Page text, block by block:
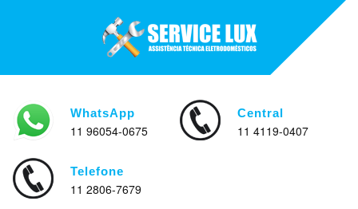
WhatsApp
11 96054-0675
Central
11 4119-0407
Telefone
11 2806-7679